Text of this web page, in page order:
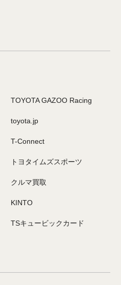
TOYOTA GAZOO Racing
toyota.jp
T-Connect
トヨタイムズスポーツ
クルマ買取
KINTO
TSキュービックカード